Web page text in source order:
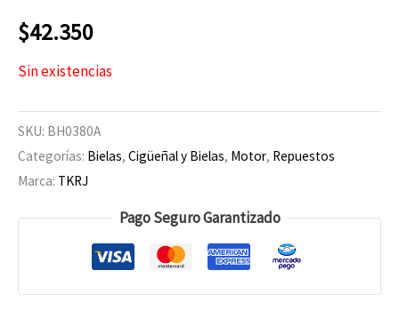
$42.350
Sin existencias
SKU: BH0380A
Categorías: Bielas, Cigüeñal y Bielas, Motor, Repuestos
Marca: TKRJ
Pago Seguro Garantizado